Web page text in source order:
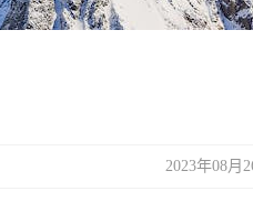
2023年08